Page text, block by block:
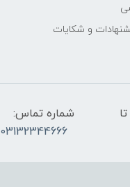
و شکایات
ارتباط با ما ( ساعت تماس شنبه الی پنج‌شنبه 10 تا
شماره تماس:
03132344666 - 03132362160 - 03132340856